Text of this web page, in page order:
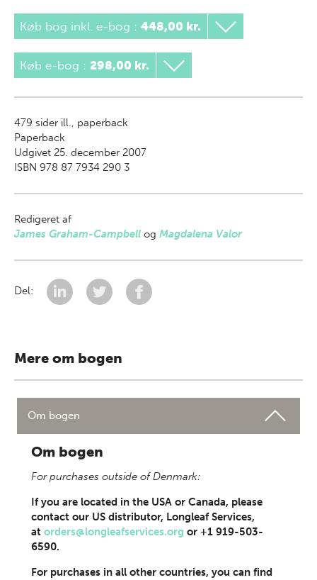
Køb bog inkl. e-bog : 448,00 kr.
Køb e-bog : 298,00 kr.
479 sider ill., paperback
Paperback
Udgivet 25. december 2007
ISBN 978 87 7934 290 3
Redigeret af
James Graham-Campbell og Magdalena Valor
Del:
Mere om bogen
Om bogen
Om bogen
For purchases outside of Denmark:
If you are located in the USA or Canada, please
contact our US distributor, Longleaf Services,
at orders@longleafservices.org or +1 919-503-
6590.
For purchases in all other countries, you can find